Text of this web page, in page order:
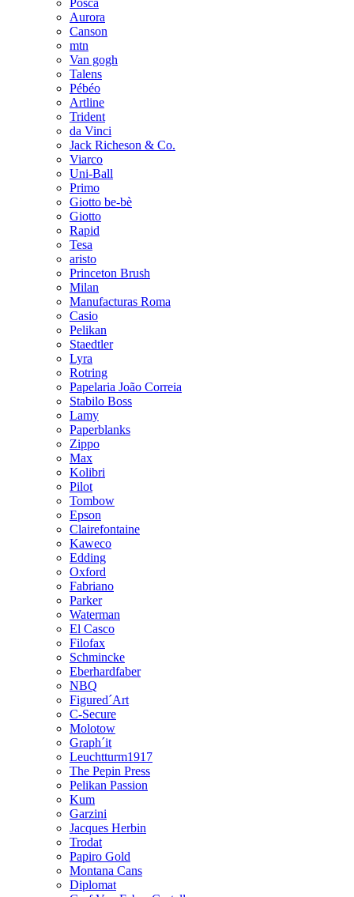
Posca
Aurora
Canson
mtn
Van gogh
Talens
Pébéo
Artline
Trident
da Vinci
Jack Richeson & Co.
Viarco
Uni-Ball
Primo
Giotto be-bè
Giotto
Rapid
Tesa
aristo
Princeton Brush
Milan
Manufacturas Roma
Casio
Pelikan
Staedtler
Lyra
Rotring
Papelaria João Correia
Stabilo Boss
Lamy
Paperblanks
Zippo
Max
Kolibri
Pilot
Tombow
Epson
Clairefontaine
Kaweco
Edding
Oxford
Fabriano
Parker
Waterman
El Casco
Filofax
Schmincke
Eberhardfaber
NBQ
Figured´Art
C-Secure
Molotow
Graph´it
Leuchtturm1917
The Pepin Press
Pelikan Passion
Kum
Garzini
Jacques Herbin
Trodat
Papiro Gold
Montana Cans
Diplomat